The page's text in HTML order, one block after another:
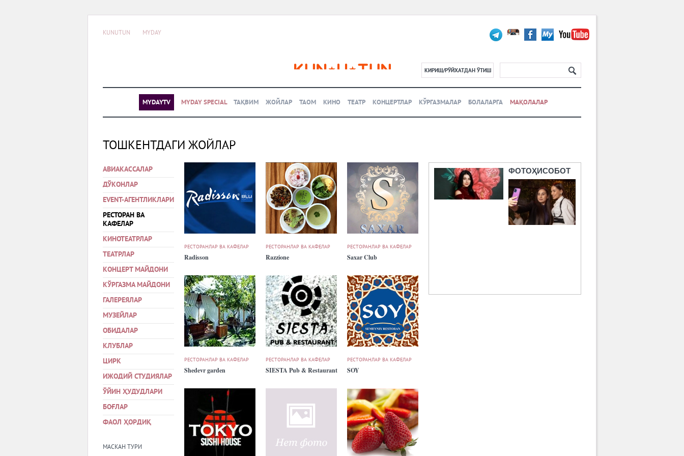
KUNUTUN MYDAY
КИРИШ/РЎЙХАТДАН ЎТИШ
MYDAYTV MYDAY SPECIAL ТАҚВИМ ЖОЙЛАР ТАОМ КИНО ТЕАТР КОНЦЕРТЛАР КЎРГАЗМАЛАР БОЛАЛАРГА МАҚОЛАЛАР
ТОШКЕНТДАГИ ЖОЙЛАР
АВИАКАССАЛАР
ДЎКОНЛАР
EVENT-АГЕНТЛИКЛАРИ
РЕСТОРАН ВА
КАФЕЛАР
КИНОТЕАТРЛАР
ТЕАТРЛАР
КОНЦЕРТ МАЙДОНИ
КЎРГАЗМА МАЙДОНИ
ГАЛЕРЕЯЛАР
МУЗЕЙЛАР
ОБИДАЛАР
КЛУБЛАР
ЦИРК
ИЖОДИЙ СТУДИЯЛАР
ЎЙИН ҲУДУДЛАРИ
БОҒЛАР
ФАОЛ ҲОРДИҚ
МАСКАН ТУРИ
РЕСТОРАНЛАР ВА КАФЕЛАР
Radisson
РЕСТОРАНЛАР ВА КАФЕЛАР
Razzione
РЕСТОРАНЛАР ВА КАФЕЛАР
Saxar Club
РЕСТОРАНЛАР ВА КАФЕЛАР
Shedevr garden
РЕСТОРАНЛАР ВА КАФЕЛАР
SIESTA Pub & Restaurant
РЕСТОРАНЛАР ВА КАФЕЛАР
SOY
ФОТОҲИСОБОТ